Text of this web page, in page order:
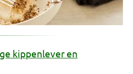
kippenlever en